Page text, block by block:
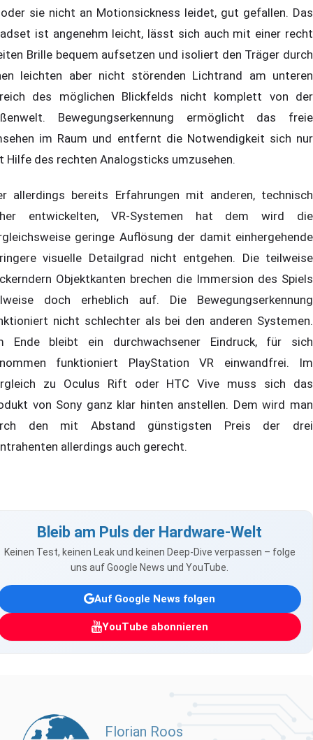
sie nicht an Motionsickness leidet, gut gefallen. Das
ist angenehm leicht, lässt sich auch mit einer recht
Brille bequem aufsetzen und isoliert den Träger durch
leichten aber nicht störenden Lichtrand am unteren
des möglichen Blickfelds nicht komplett von der
Bewegungserkennung ermöglicht das freie
im Raum und entfernt die Notwendigkeit sich nur
Hilfe des rechten Analogsticks umzusehen.
allerdings bereits Erfahrungen mit anderen, technisch
entwickelten, VR-Systemen hat dem wird die
geringe Auflösung der damit einhergehende
visuelle Detailgrad nicht entgehen. Die teilweise
Objektkanten brechen die Immersion des Spiels
doch erheblich auf. Die Bewegungserkennung
nicht schlechter als bei den anderen Systemen.
Ende bleibt ein durchwachsener Eindruck, für sich
funktioniert PlayStation VR einwandfrei. Im
zu Oculus Rift oder HTC Vive muss sich das
von Sony ganz klar hinten anstellen. Dem wird man
den mit Abstand günstigsten Preis der drei
allerdings auch gerecht.
Bleib am Puls der Hardware-Welt
Keinen Test, keinen Leak und keinen Deep-Dive verpassen – folge
uns auf Google News und YouTube.
Auf Google News folgen
YouTube abonnieren
Florian Roos